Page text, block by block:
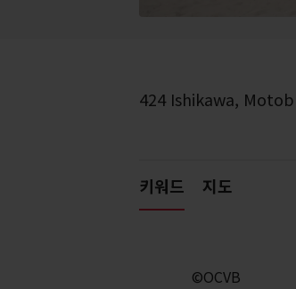
424 Ishikawa,
키워드 지도
©OCVB